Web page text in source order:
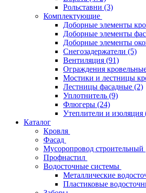
Рольставни (3)
Комплектующие
Доборные элементы
Доборные элементы
Доборные элементы
Снегозадержатели (5)
Вентиляция (91)
Ограждения
Мостики и лестницы
Лестницы фасадные (2)
Уплотнитель (9)
Флюгеры (24)
Утеплители и изоляция
Каталог
Кровля
Фасад
Мусоропровод строительный
Профнастил
Водосточные системы
Металлические
Пластиковые